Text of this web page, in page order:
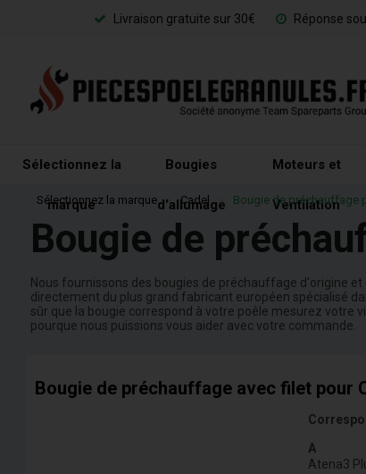
Livraison gratuite sur 30€ Réponse
Sélectionnez la
marque
Bougies
d'allumage
Moteurs et
Ventilation
Sélectionnez la marque » Cadel » Bougie de préchauffage
Bougie de
Nous fournissons des bougies de préchauffage d'origine
directement du plus grand fabricant européen spécialisé
sûr que la bougie correspond à votre poêle mesurez votre
pourque nous puissions vous aider avec votre commande.
Bougie de préchauffage avec filet pour
A
Atena3